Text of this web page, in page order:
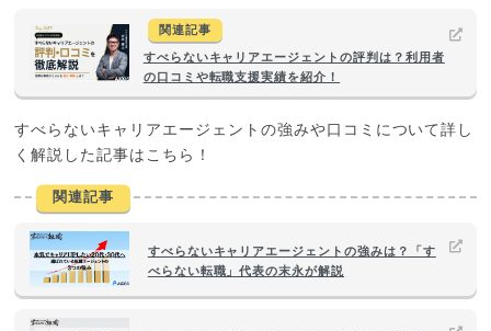
関連記事
すべらないキャリアエージェントの評判は？利用者
の口コミや転職支援実績を紹介！
すべらないキャリアエージェントの強みや口コミについて詳し
く解説した記事はこちら！
関連記事
すべらないキャリアエージェントの強みは？「す
べらない転職」代表の末永が解説